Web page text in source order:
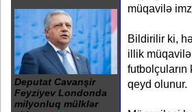
Deputat Cavanşir
Feyziyev Londonda
milyonluq mülklər
müqavilə
Bildirilir ki,
illik
futbolçuların
qeyd olunur.